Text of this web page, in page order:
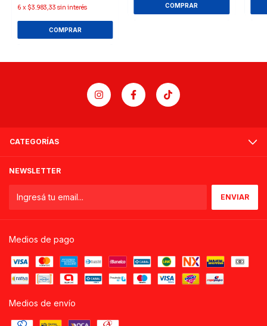
6 x $3.983,33 sin interés
CATEGORÍAS
NEWSLETTER
Medios de pago
Medios de envío